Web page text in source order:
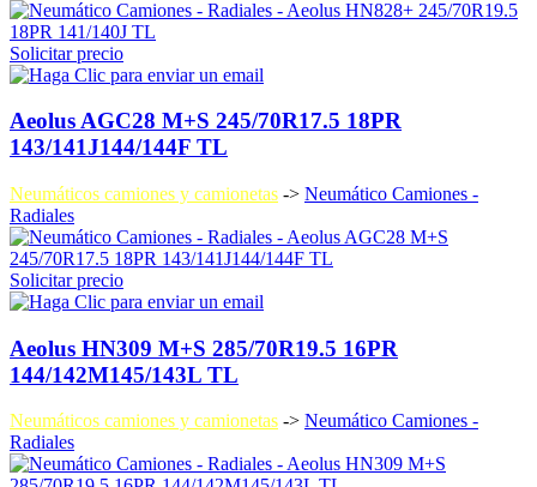
Solicitar precio
Aeolus AGC28 M+S 245/70R17.5 18PR
143/141J144/144F TL
Neumáticos camiones y camionetas -> Neumático Camiones -
Radiales
Solicitar precio
Aeolus HN309 M+S 285/70R19.5 16PR
144/142M145/143L TL
Neumáticos camiones y camionetas -> Neumático Camiones -
Radiales